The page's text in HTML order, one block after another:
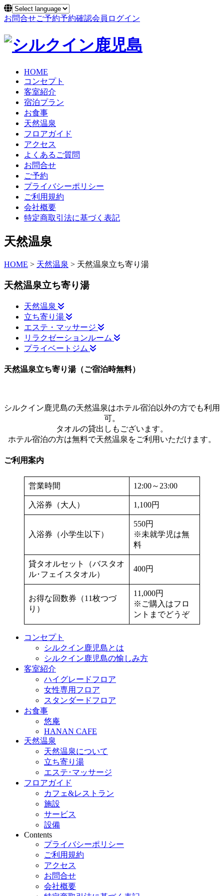
お問合せご予約予約確認会員ログイン
HOME
コンセプト
客室紹介
宿泊プラン
お食事
天然温泉
フロアガイド
アクセス
よくあるご質問
お問合せ
ご予約
プライバシーポリシー
ご利用規約
会社概要
特定商取引法に基づく表記
天然温泉
HOME > 天然温泉 > 天然温泉立ち寄り湯
天然温泉立ち寄り湯
天然温泉
立ち寄り湯
エステ・マッサージ
リラクゼーションルーム
プライベートジム
天然温泉立ち寄り湯（ご宿泊時無料）
シルクイン鹿児島の天然温泉はホテル宿泊以外の方でも利用
可。
タオルの貸出しもございます。
ホテル宿泊の方は無料で天然温泉をご利用いただけます。
ご利用案内
営業時間 12:00～23:00
入浴券（大人） 1,100円
入浴券（小学生以下）
550円
※未就学児は無
料
貸タオルセット（バスタオ
ル･フェイスタオル）
400円
お得な回数券（11枚つづ
り）
11,000円
※ご購入はフロ
ントまでどうぞ
コンセプト
シルクイン鹿児島とは
シルクイン鹿児島の愉しみ方
客室紹介
ハイグレードフロア
女性専用フロア
スタンダードフロア
お食事
悠庵
HANAN CAFE
天然温泉
天然温泉について
立ち寄り湯
エステ･マッサージ
フロアガイド
カフェ&レストラン
施設
サービス
設備
Contents
プライバシーポリシー
ご利用規約
アクセス
お問合せ
会社概要